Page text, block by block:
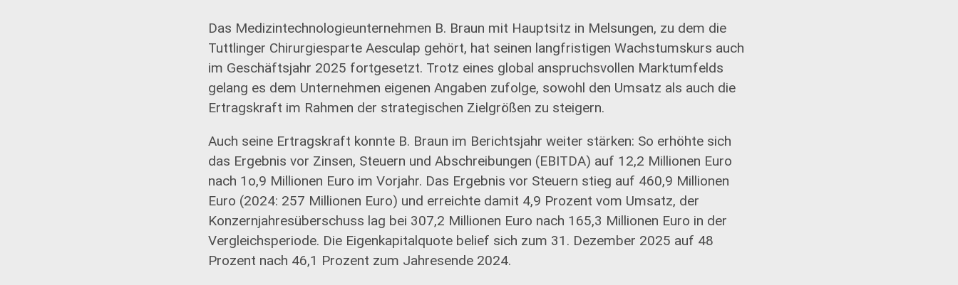
Das Medizintechnologieunternehmen B. Braun mit Hauptsitz in Melsungen, zu dem die
Tuttlinger Chirurgiesparte Aesculap gehört, hat seinen langfristigen Wachstumskurs auch
im Geschäftsjahr 2025 fortgesetzt. Trotz eines global anspruchsvollen Marktumfelds
gelang es dem Unternehmen eigenen Angaben zufolge, sowohl den Umsatz als auch die
Ertragskraft im Rahmen der strategischen Zielgrößen zu steigern.
Auch seine Ertragskraft konnte B. Braun im Berichtsjahr weiter stärken: So erhöhte sich
das Ergebnis vor Zinsen, Steuern und Abschreibungen (EBITDA) auf 12,2 Millionen Euro
nach 1o,9 Millionen Euro im Vorjahr. Das Ergebnis vor Steuern stieg auf 460,9 Millionen
Euro (2024: 257 Millionen Euro) und erreichte damit 4,9 Prozent vom Umsatz, der
Konzernjahresüberschuss lag bei 307,2 Millionen Euro nach 165,3 Millionen Euro in der
Vergleichsperiode. Die Eigenkapitalquote belief sich zum 31. Dezember 2025 auf 48
Prozent nach 46,1 Prozent zum Jahresende 2024.